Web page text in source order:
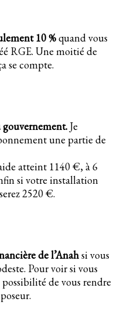
10 %quand vous
RGE. Une moitié de
se compte.
Je
une partie de
atteint 1140 €, à 6
si votre installation
2520 €.
de l’Anahsi vous
Pour voir si vous
possibilité de vous rendre